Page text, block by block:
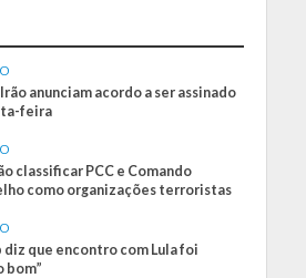
Irão anunciam acordo a ser assinado
feira
classificar PCC e Comando
como organizações terroristas
diz que encontro com Lula foi
bom”